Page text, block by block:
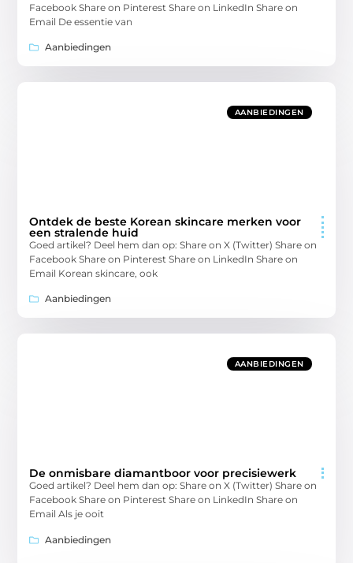
Facebook Share on Pinterest Share on LinkedIn Share on
Email De essentie van
Aanbiedingen
AANBIEDINGEN
Ontdek de beste Korean skincare merken voor
een stralende huid
Goed artikel? Deel hem dan op: Share on X (Twitter) Share on
Facebook Share on Pinterest Share on LinkedIn Share on
Email Korean skincare, ook
Aanbiedingen
AANBIEDINGEN
De onmisbare diamantboor voor precisiewerk
Goed artikel? Deel hem dan op: Share on X (Twitter) Share on
Facebook Share on Pinterest Share on LinkedIn Share on
Email Als je ooit
Aanbiedingen